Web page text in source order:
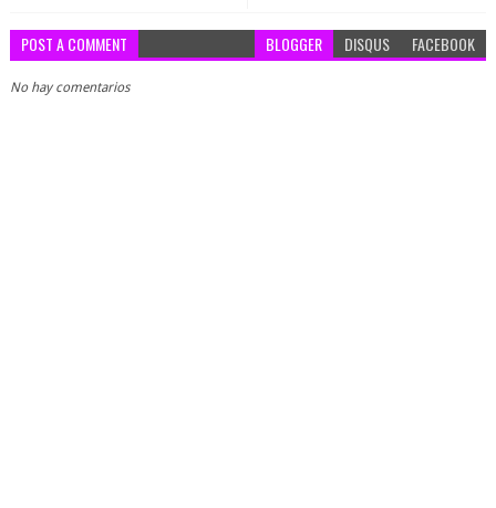
POST A COMMENT BLOGGER DISQUS FACEBOOK
No hay comentarios